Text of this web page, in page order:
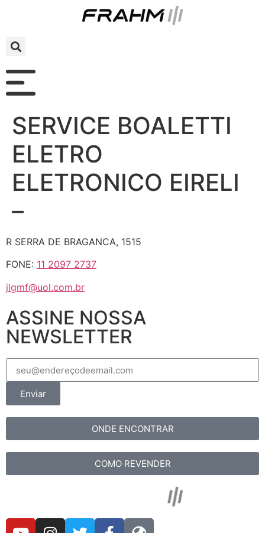
SERVICE BOALETTI
ELETRO
ELETRONICO EIRELI
–
R SERRA DE BRAGANCA, 1515
FONE: 11 2097 2737
jlgmf@uol.com.br
ASSINE NOSSA
NEWSLETTER
Enviar
ONDE ENCONTRAR
COMO REVENDER